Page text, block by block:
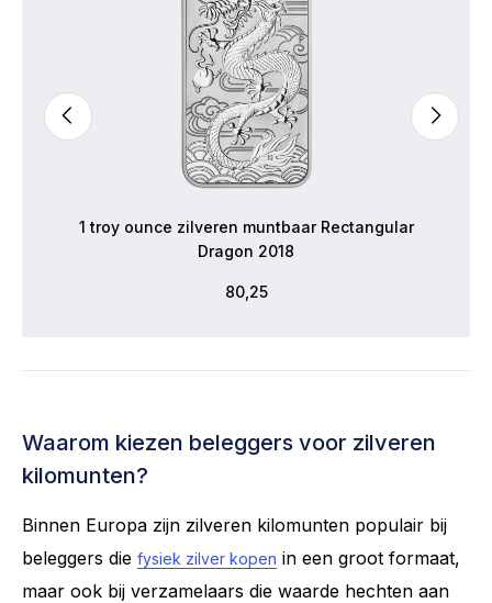
1 troy ounce zilveren muntbaar Rectangular
Dragon 2018
80,25
Waarom kiezen beleggers voor zilveren
kilomunten?
Binnen Europa zijn zilveren kilomunten populair bij
beleggers die fysiek zilver kopen in een groot formaat,
maar ook bij verzamelaars die waarde hechten aan